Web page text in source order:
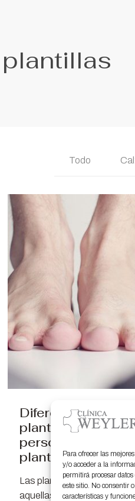
Para ofrecer las
y/o acceder a la
permitirá procesar
este sitio. No consentir
características y
plantillas
Todo
Diferencias entre
plantillas
personalizadas y
plantillas
Las plantillas genéricas
aquellas que se pueden